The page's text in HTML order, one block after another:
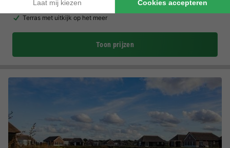
Kamperen in Belgische natuur
Terras met uitkijk op het meer
Toon prijzen